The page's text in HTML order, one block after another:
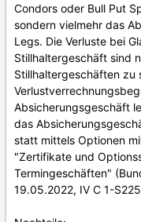
Condors oder Bull Put
sondern vielmehr das
Legs. Die Verluste bei
Stillhaltergeschäft sind
Stillhaltergeschäften zu
Absicherungsgeschäft
das
statt mittels Optionen
"Zertifikate und
Termingeschäften"
19.05.2022, IV C 1-